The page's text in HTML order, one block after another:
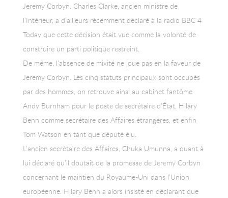
Jeremy Corbyn. Charles Clarke, ancien ministre de
l’Intérieur, a d’ailleurs récemment déclaré à la radio BBC 4
Today que cette décision était vue comme la volonté de
construire un parti politique restreint.
De même, l’absence de mixité ne joue pas en la faveur de
Jeremy Corbyn. Les cinq statuts principaux sont occupés
par des hommes, on retrouve ainsi au cabinet fantôme
Andy Burnham pour le poste de secrétaire d’État, Hilary
Benn comme secrétaire des Affaires étrangères, et enfin
Tom Watson en tant que député élu.
L’ancien secrétaire des Affaires, Chuka Umunna, a quant à
lui déclaré qu’il doutait de la promesse de Jeremy Corbyn
concernant le maintien du Royaume-Uni dans l’Union
européenne. Hilary Benn a alors insisté en déclarant que